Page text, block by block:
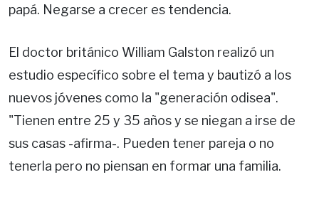
papá. Negarse a crecer es tendencia.
El doctor británico William Galston realizó un
estudio específico sobre el tema y bautizó a los
nuevos jóvenes como la "generación odisea".
"Tienen entre 25 y 35 años y se niegan a irse de
sus casas -afirma-. Pueden tener pareja o no
tenerla pero no piensan en formar una familia.